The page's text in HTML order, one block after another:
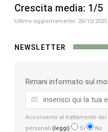
Crescita media: 1/5
Ultimo aggiornamento: 20/10/2025
NEWSLETTER
Rimani informato sul
Acconsento al trattamento dei
personali (leggi) Si No